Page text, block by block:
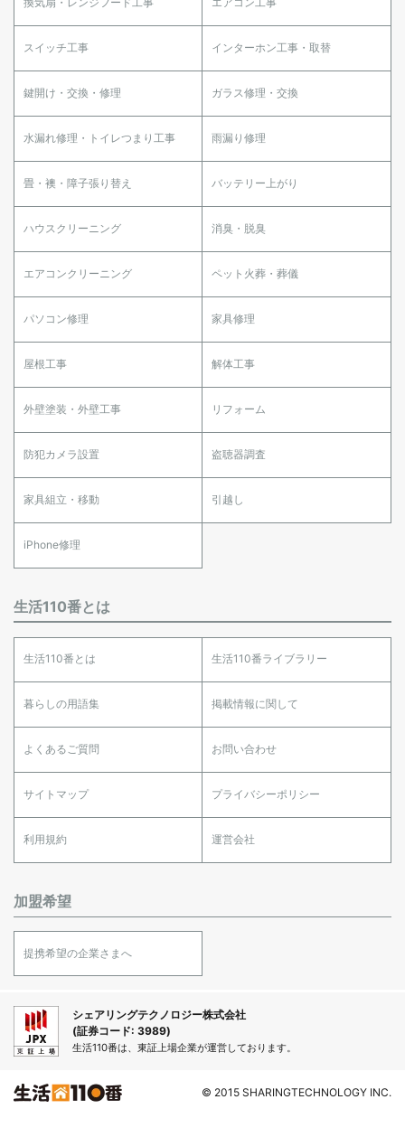
スイッチ工事 インターホン工事・取替
鍵開け・交換・修理 ガラス修理・交換
水漏れ修理・トイレつまり工事 雨漏り修理
畳・襖・障子張り替え バッテリー上がり
ハウスクリーニング 消臭・脱臭
エアコンクリーニング ペット火葬・葬儀
パソコン修理 家具修理
屋根工事 解体工事
外壁塗装・外壁工事 リフォーム
防犯カメラ設置 盗聴器調査
家具組立・移動 引越し
iPhone修理
生活110番とは
生活110番とは 生活110番ライブラリー
暮らしの用語集 掲載情報に関して
よくあるご質問 お問い合わせ
サイトマップ プライバシーポリシー
利用規約 運営会社
加盟希望
提携希望の企業さまへ
シェアリングテクノロジー株式会社
(証券コード: 3989)
生活110番は、東証上場企業が運営しております。
© 2015 SHARINGTECHNOLOGY INC.